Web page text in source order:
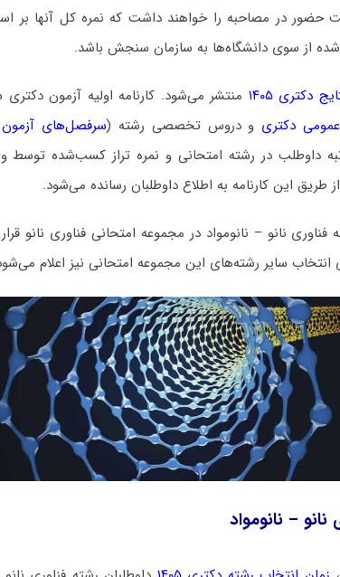
حضور در مصاحبه را خواهند داشت که نمره کل آنها بر
از سوی دانشگاه‌ها به سازمان سنجش باشد.
دکتری ۱۴۰۵
منتشر می‌شود. کارنامه اولیه آزمون
دکتری و دروس تخصصی رشته (سرفصل‌های آزمون
داوطلب در رشته امتحانی و نمره تراز کسب‌شده توسط
طریق این کارنامه به اطلاع داوطلبان رسانده می‌شود.
نانو – نانومواد در مجموعه امتحانی فناوری نانو قرار
انتخاب سایر رشته‌های این مجموعه امتحانی نیز اعلام
– نانومواد